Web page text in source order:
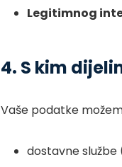
Legitimnog
4. S kim
Vaše podatke
dostavne službe